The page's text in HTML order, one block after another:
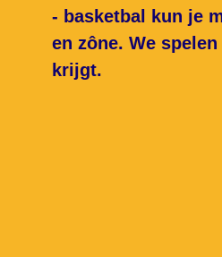
- basketbal kun je
en zône. We
krijgt.